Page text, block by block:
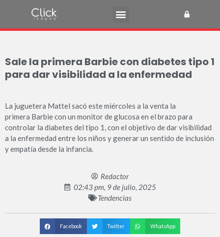
Sale la primera Barbie con diabetes tipo 1
para dar visibilidad a la enfermedad
La juguetera Mattel sacó este miércoles a la venta la
primera Barbie con un monitor de glucosa en el brazo para
controlar la diabetes del tipo 1, con el objetivo de dar visibilidad
a la enfermedad entre los niños y generar un sentido de inclusión
y empatía desde la infancia.
Redactor
02:43 pm, 9 de julio, 2025
Tendencias
Facebook Twitter WhatsApp